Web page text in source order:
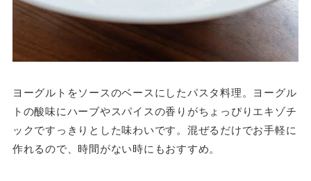
ヨーグルトをソースのベースにしたパスタ料理。ヨーグル
トの酸味にハーブやスパイスの香りがちょっぴりエキゾチ
ックですっきりとした味わいです。混ぜるだけでお手軽に
作れるので、時間がない時にもおすすめ。